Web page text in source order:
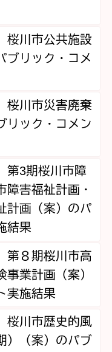
桜川市公共施設
ブリック・コメ
桜川市災害廃棄
リック・コメン
第3期桜川市障
障害福祉計画・
計画（案）のパ
結果
第８期桜川市高
業計画（案）
実施結果
桜川市歴史的風
）（案）のパブ